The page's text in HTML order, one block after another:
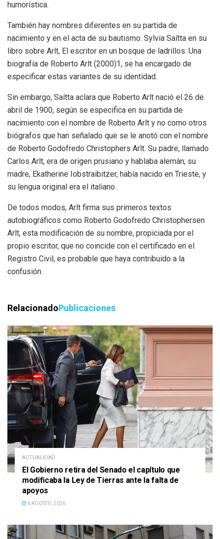
humorística.
También hay nombres diferentes en su partida de
nacimiento y en el acta de su bautismo. Sylvia Saítta en su
libro sobre Arlt, El escritor en un bosque de ladrillos. Una
biografía de Roberto Arlt (2000)1, se ha encargado de
especificar estas variantes de su identidad.
Sin embargo, Saítta aclara que Roberto Arlt nació el 26 de
abril de 1900, según se especifica en su partida de
nacimiento con el nombre de Roberto Arlt y no como otros
biógrafos que han señalado que se le anotó con el nombre
de Roberto Godofredo Christophers Arlt. Su padre, llamado
Carlos Arlt, era de origen prusiano y hablaba alemán; su
madre, Ekatherine Iobstraibitzer, había nacido en Trieste, y
su lengua original era el italiano.
De todos modos, Arlt firma sus primeros textos
autobiográficos como Roberto Godofredo Christophersen
Arlt, esta modificación de su nombre, propiciada por el
propio escritor, que no coincide con el certificado en el
Registro Civil, es probable que haya contribuido a la
confusión.
RelacionadoPublicaciones
ACTUALIDAD
El Gobierno retira del Senado el capítulo que
modificaba la Ley de Tierras ante la falta de
apoyos
6 AGOSTO, 2026